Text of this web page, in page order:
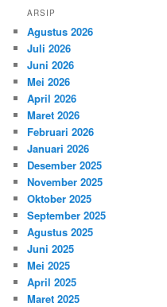
ARSIP
Agustus 2026
Juli 2026
Juni 2026
Mei 2026
April 2026
Maret 2026
Februari 2026
Januari 2026
Desember 2025
November 2025
Oktober 2025
September 2025
Agustus 2025
Juni 2025
Mei 2025
April 2025
Maret 2025